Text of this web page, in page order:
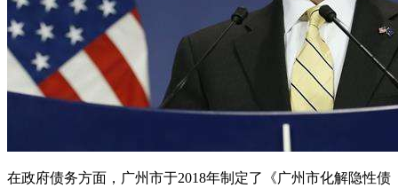
在政府债务方面，广州市于2018年制定了《广州市化解隐性债